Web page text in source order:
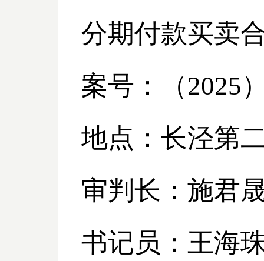
分期付款买卖
案号：（2025
地点：长泾第
审判长：施君
书记员：王海